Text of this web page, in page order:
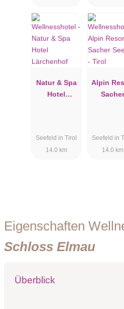
Natur & Spa
Hotel
Seefeld in Tirol
14.0 km
Alpin
Sacher
Seefeld in
14.0 km
Eigenschaften
Schloss Elmau
Überblick